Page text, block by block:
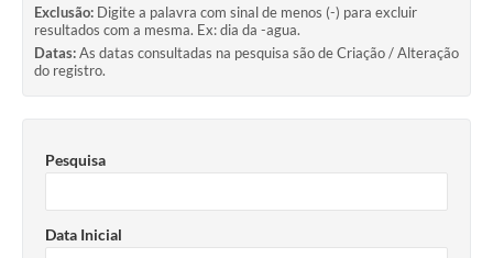
Exclusão: Digite a palavra com sinal de menos (-) para excluir
resultados com a mesma. Ex: dia da -agua.
Datas:As datas consultadas na pesquisa são de Criação / Alteração
do registro.
Pesquisa
Data Inicial